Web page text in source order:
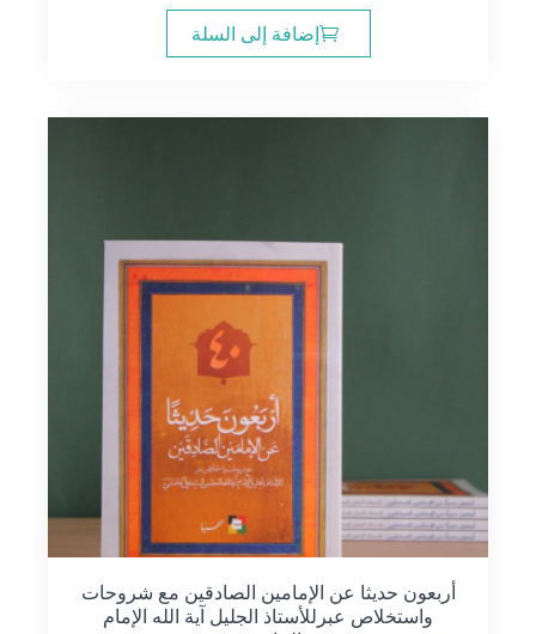
إضافة إلى السلة
أربعون حديثا عن الإمامين الصادقين مع شروحات
واستخلاص عبرللأستاذ الجليل آية الله الإمام